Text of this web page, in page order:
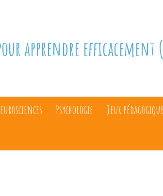
apprendre
Psychologie Jeux